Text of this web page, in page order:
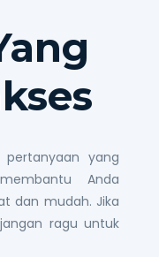
yang
Anda
dan mudah. Jika
ragu untuk